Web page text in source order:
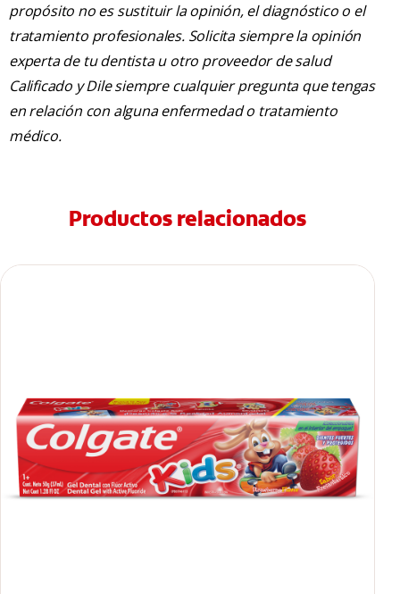
propósito no es sustituir la opinión, el diagnóstico o el
tratamiento profesionales. Solicita siempre la opinión
experta de tu dentista u otro proveedor de salud
Calificado y Dile siempre cualquier pregunta que tengas
en relación con alguna enfermedad o tratamiento
médico.
Productos relacionados